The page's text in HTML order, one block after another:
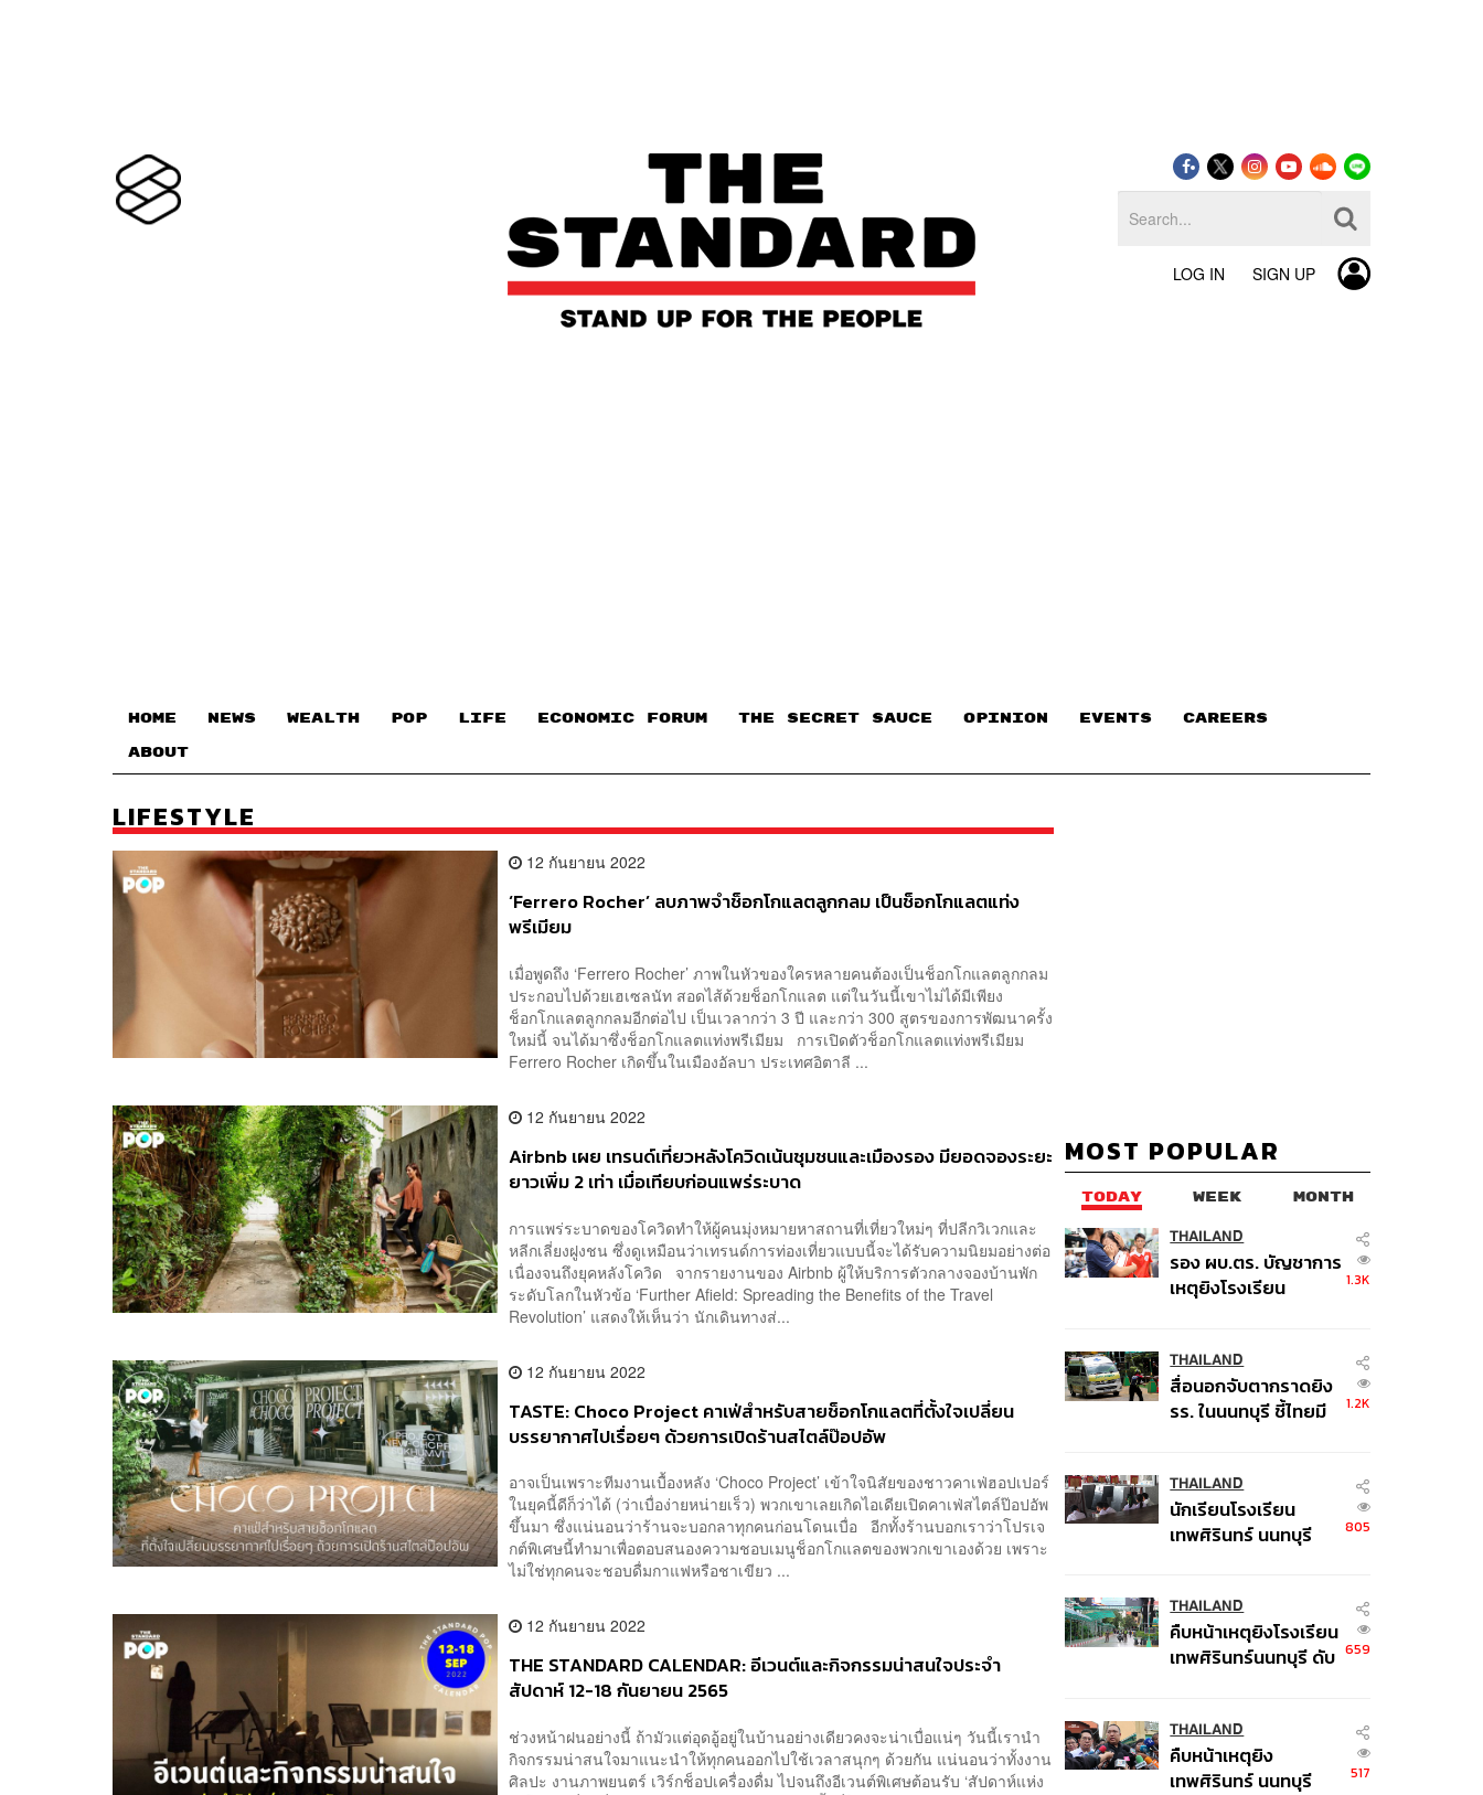
LOG IN SIGN UP
HOME NEWS WEALTH POP LIFE ECONOMIC FORUM THE SECRET SAUCE​ OPINION EVENTS CAREERS
ABOUT
LIFESTYLE
12 กันยายน 2022
‘Ferrero Rocher’ ลบภาพจำช็อกโกแลตลูกกลม เป็นช็อกโกแลตแท่ง
พรีเมียม
เมื่อพูดถึง ‘Ferrero Rocher’ ภาพในหัวของใครหลายคนต้องเป็นช็อกโกแลตลูกกลม
ประกอบไปด้วยเฮเซลนัท สอดไส้ด้วยช็อกโกแลต แต่ในวันนี้เขาไม่ได้มีเพียง
ช็อกโกแลตลูกกลมอีกต่อไป เป็นเวลากว่า 3 ปี และกว่า 300 สูตรของการพัฒนาครั้ง
ใหม่นี้ จนได้มาซึ่งช็อกโกแลตแท่งพรีเมียม การเปิดตัวช็อกโกแลตแท่งพรีเมียม
Ferrero Rocher เกิดขึ้นในเมืองอัลบา ประเทศอิตาลี ...
12 กันยายน 2022
Airbnb เผย เทรนด์เที่ยวหลังโควิดเน้นชุมชนและเมืองรอง มียอดจองระยะ
ยาวเพิ่ม 2 เท่า เมื่อเทียบก่อนแพร่ระบาด
การแพร่ระบาดของโควิดทำให้ผู้คนมุ่งหมายหาสถานที่เที่ยวใหม่ๆ ที่ปลีกวิเวกและ
หลีกเลี่ยงฝูงชน ซึ่งดูเหมือนว่าเทรนด์การท่องเที่ยวแบบนี้จะได้รับความนิยมอย่างต่อ
เนื่องจนถึงยุคหลังโควิด จากรายงานของ Airbnb ผู้ให้บริการตัวกลางจองบ้านพัก
ระดับโลกในหัวข้อ ‘Further Afield: Spreading the Benefits of the Travel
Revolution’ แสดงให้เห็นว่า นักเดินทางส่...
12 กันยายน 2022
TASTE: Choco Project คาเฟ่สำหรับสายช็อกโกแลตที่ตั้งใจเปลี่ยน
บรรยากาศไปเรื่อยๆ ด้วยการเปิดร้านสไตล์ป๊อปอัพ
อาจเป็นเพราะทีมงานเบื้องหลัง ‘Choco Project’ เข้าใจนิสัยของชาวคาเฟ่ฮอปเปอร์
ในยุคนี้ดีก็ว่าได้ (ว่าเบื่อง่ายหน่ายเร็ว) พวกเขาเลยเกิดไอเดียเปิดคาเฟ่สไตล์ป๊อปอัพ
ขึ้นมา ซึ่งแน่นอนว่าร้านจะบอกลาทุกคนก่อนโดนเบื่อ อีกทั้งร้านบอกเราว่าโปรเจ
กต์พิเศษนี้ทำมาเพื่อตอบสนองความชอบเมนูช็อกโกแลตของพวกเขาเองด้วย เพราะ
ไม่ใช่ทุกคนจะชอบดื่มกาแฟหรือชาเขียว ...
12 กันยายน 2022
THE STANDARD CALENDAR: อีเวนต์และกิจกรรมน่าสนใจประจำ
สัปดาห์ 12-18 กันยายน 2565
ช่วงหน้าฝนอย่างนี้ ถ้ามัวแต่อุดอู้อยู่ในบ้านอย่างเดียวคงจะน่าเบื่อแน่ๆ วันนี้เรานำ
กิจกรรมน่าสนใจมาแนะนำให้ทุกคนออกไปใช้เวลาสนุกๆ ด้วยกัน แน่นอนว่าทั้งงาน
ศิลปะ งานภาพยนตร์ เวิร์กช็อปเครื่องดื่ม ไปจนถึงอีเวนต์พิเศษต้อนรับ ‘สัปดาห์แห่ง
MOST POPULAR
TODAY WEEK MONTH
THAILAND
รอง ผบ.ตร. บัญชาการ
เหตุยิงโรงเรียน
คนติดค้าง พบศพปู่-ย่า
ที่บ้านพักผู้ก่อเหตุ
1.3K
THAILAND
สื่อนอกจับตากราดยิง
รร. ในนนทบุรี ชี้ไทยมี
1.2K
THAILAND
นักเรียนโรงเรียน
เทพศิรินทร์ นนทบุรี
เหตุใช้อาวุธปืนภายใน
โรงเรียนคลี่คลาย
805
THAILAND
คืบหน้าเหตุยิงโรงเรียน
เทพศิรินทร์นนทบุรี ดับ
เหตุ
659
THAILAND
คืบหน้าเหตุยิง
เทพศิรินทร์ นนทบุรี
517